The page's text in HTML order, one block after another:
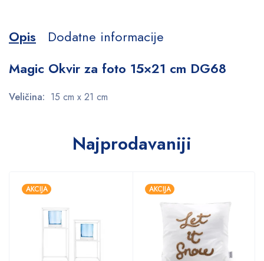
Opis
Dodatne informacije
Magic Okvir za foto 15×21 cm DG68
Veličina: 15 cm x 21 cm
Najprodavaniji
AKCIJA AKCIJA